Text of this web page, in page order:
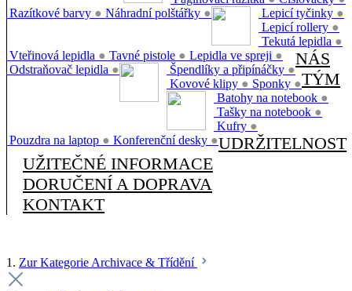
Razítkové barvy ● Náhradní polštářky ● Lepicí tyčinky ●
Lepicí rollery ●
Tekutá lepidla ●
Vteřinová lepidla ● Tavné pistole ● Lepidla ve spreji ●
Odstraňovač lepidla ● Špendlíky a připínáčky ●
Kovové klipy ● Sponky ●
Batohy na notebook ●
Tašky na notebook ●
Kufry ●
Pouzdra na laptop ● Konferenční desky ●
NÁS
TÝM
UDRŽITELNOST
UŽITEČNÉ INFORMACE
DORUČENÍ A DOPRAVA
KONTAKT
1. Zur Kategorie Archivace & Třídění